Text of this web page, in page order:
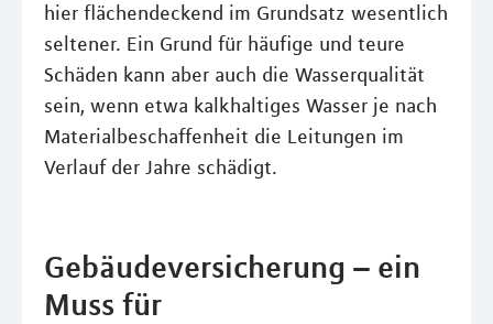
hier flächendeckend im Grundsatz wesentlich
seltener. Ein Grund für häufige und teure
Schäden kann aber auch die Wasserqualität
sein, wenn etwa kalkhaltiges Wasser je nach
Materialbeschaffenheit die Leitungen im
Verlauf der Jahre schädigt.
Gebäudeversicherung – ein
Muss für